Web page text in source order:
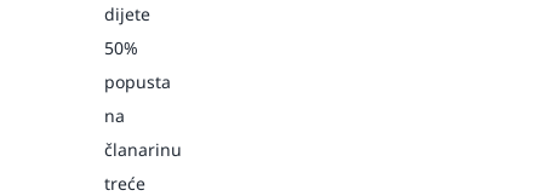
dijete
50%
popusta
na
članarinu
treće